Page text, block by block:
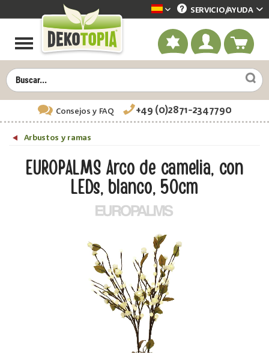
Dekotopia spanisch
SERVICIO/AYUDA
Consejos y FAQ +49 (0)2871-2347790
Arbustos y ramas
EUROPALMS Arco de camelia, con
LEDs, blanco, 50cm